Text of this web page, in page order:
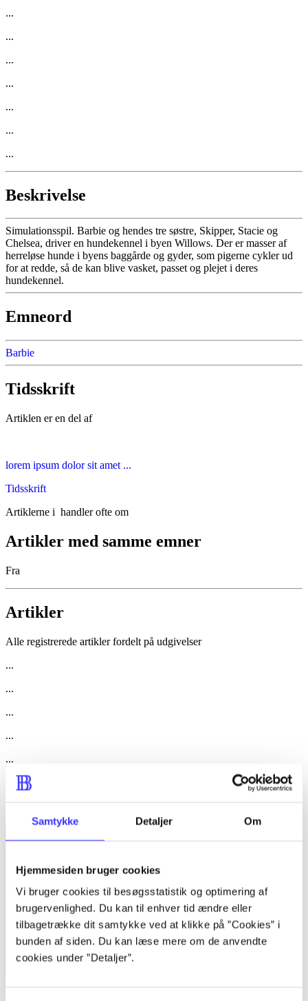
Samtykke Detaljer Om
Hjemmesiden bruger cookies
Vi bruger cookies til besøgsstatistik og optimering af
brugervenlighed. Du kan til enhver tid ændre eller
tilbagetrække dit samtykke ved at klikke på ”Cookies” i
bunden af siden. Du kan læse mere om de anvendte
cookies under ”Detaljer”.
...
...
...
...
...
...
...
Beskrivelse
Simulationsspil. Barbie og hendes tre søstre, Skipper, Stacie og
Chelsea, driver en hundekennel i byen Willows. Der er masser af
herreløse hunde i byens baggårde og gyder, som pigerne cykler ud
for at redde, så de kan blive vasket, passet og plejet i deres
hundekennel.
Emneord
Barbie
Tidsskrift
Artiklen er en del af
lorem ipsum dolor sit amet ...
Tidsskrift
Artiklerne i handler ofte om
Artikler med samme emner
Fra
Artikler
Alle registrerede artikler fordelt på udgivelser
...
...
...
...
...